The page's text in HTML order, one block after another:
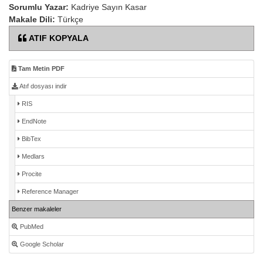
Sorumlu Yazar: Kadriye Sayın Kasar
Makale Dili: Türkçe
ATIF KOPYALA
Tam Metin PDF
Atıf dosyası indir
RIS
EndNote
BibTex
Medlars
Procite
Reference Manager
Benzer makaleler
PubMed
Google Scholar